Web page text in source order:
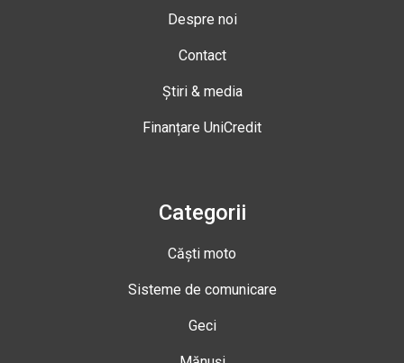
Despre noi
Contact
Știri & media
Finanțare UniCredit
Categorii
Căști moto
Sisteme de comunicare
Geci